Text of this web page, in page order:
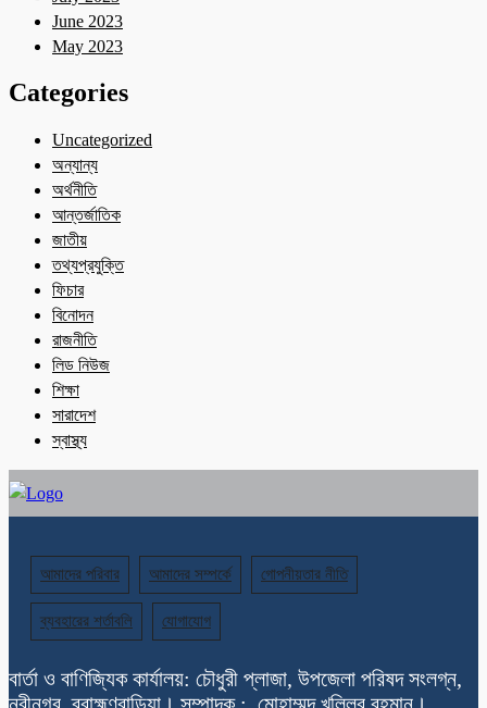
June 2023
May 2023
Categories
Uncategorized
অন্যান্য
অর্থনীতি
আন্তর্জাতিক
জাতীয়
তথ্যপ্রযুক্তি
ফিচার
বিনোদন
রাজনীতি
লিড নিউজ
শিক্ষা
সারাদেশ
স্বাস্থ্য
আমাদের পরিবার আমাদের সম্পর্কে গোপনীয়তার নীতি
ব্যবহারের শর্তাবলি যোগাযোগ
বার্তা ও বাণিজ্যিক কার্যালয়: চৌধুরী প্লাজা, উপজেলা পরিষদ সংলগ্ন,